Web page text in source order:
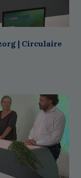
| Circulaire